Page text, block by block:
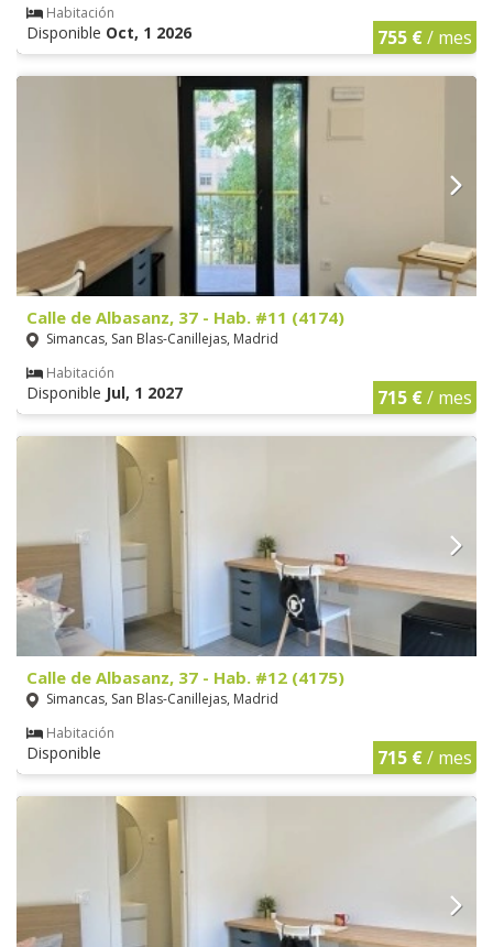
Habitación
Disponible Oct, 1 2026 755 €/ mes
Calle de Albasanz, 37 - Hab. #11 (4174)
Simancas, San Blas-Canillejas, Madrid
Habitación
Disponible Jul, 1 2027 715 €/ mes
Calle de Albasanz, 37 - Hab. #12 (4175)
Simancas, San Blas-Canillejas, Madrid
Habitación
Disponible 715 €/ mes